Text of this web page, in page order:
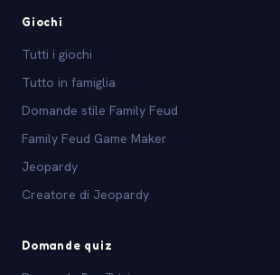
Giochi
Tutti i giochi
Tutto in famiglia
Domande stile Family Feud
Family Feud Game Maker
Jeopardy
Creatore di Jeopardy
Domande quiz